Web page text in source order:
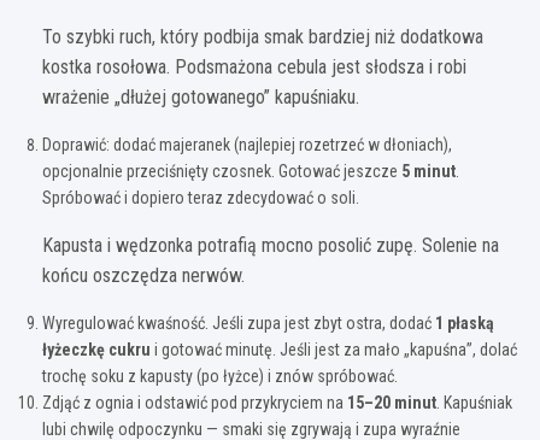
To szybki ruch, który podbija smak bardziej niż dodatkowa
kostka rosołowa. Podsmażona cebula jest słodsza i robi
wrażenie „dłużej gotowanego” kapuśniaku.
Doprawić: dodać majeranek (najlepiej rozetrzeć w dłoniach),
opcjonalnie przeciśnięty czosnek. Gotować jeszcze 5 minut
Spróbować i dopiero teraz zdecydować o soli.
Kapusta i wędzonka potrafią mocno posolić zupę. Solenie na
końcu oszczędza nerwów.
Wyregulować kwaśność. Jeśli zupa jest zbyt ostra, dodać 1 płaską
łyżeczkę cukru i gotować minutę. Jeśli jest za mało „kapuśna”, dolać
trochę soku z kapusty (po łyżce) i znów spróbować.
Zdjąć z ognia i odstawić pod przykryciem na 15–20 minut . Kapuśniak
lubi chwilę odpoczynku — smaki się zgrywają i zupa wyraźnie